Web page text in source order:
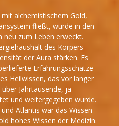
alchemistischem Gold,
fließt, wurde in den
neu zum Leben erweckt.
des Körpers
der Aura stärken. Es
Erfahrungsschätze
Heilwissen, das vor langer
Jahrtausende, ja
und weitergegeben wurde.
Atlantis war das Wissen
hohes Wissen der Medizin.